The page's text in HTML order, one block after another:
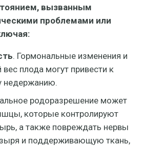
вызванным
проблемами или
. Гормональные изменения и
плода могут привести к
недержанию.
родоразрешение может
которые контролируют
а также повреждать нервы
и поддерживающую ткань,